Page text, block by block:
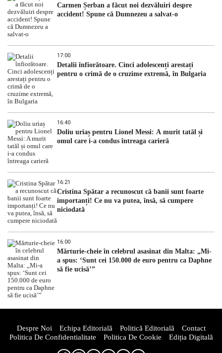
Carmen Șerban a făcut noi dezvăluiri despre
accident! Spune că Dumnezeu a salvat-o
17:00
Detalii înfiorătoare. Cinci adolescenți arestați
pentru o crimă de o cruzime extremă, în Bulgaria
16:40
Doliu uriaș pentru Lionel Messi: A murit tatăl și
omul care i-a condus întreaga carieră
16:21
Cristina Spătar a recunoscut că banii sunt foarte
importanți! Ce nu va putea, însă, să cumpere
niciodată
16:00
Mărturie-cheie în celebrul asasinat din Malta: „Mi-
a spus: ‘Sunt cei 150.000 de euro pentru ca Daphne
să fie ucisă’”
Despre Noi Echipa Editorială Politică Editorială
Contact
Politica De Confidentialitate
Politica De Cookie Ediția Digitală